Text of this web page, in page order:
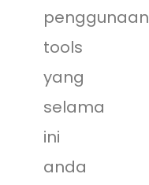
penggunaan
tools
yang
selama
ini
anda